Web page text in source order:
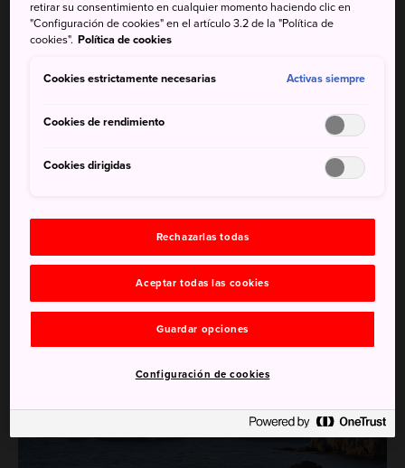
Ichinoseki. En la estación de Morioka es donde se dispone
del mayor número de opciones.
Datos breves
La costa de Iwate forma parte del parque nacional de
Un enorme tsunami arrasó la costa el 11 de marzo de
retirar su consentimiento en cualquier momento haciendo clic en
"Configuración de cookies" en el artículo 3.2 de la "Política de
cookies". Política de cookies
Cookies estrictamente necesarias Activas siempre
Cookies de rendimiento
Cookies dirigidas
Rechazarlas todas
Aceptar todas las cookies
Guardar opciones
Configuración de cookies